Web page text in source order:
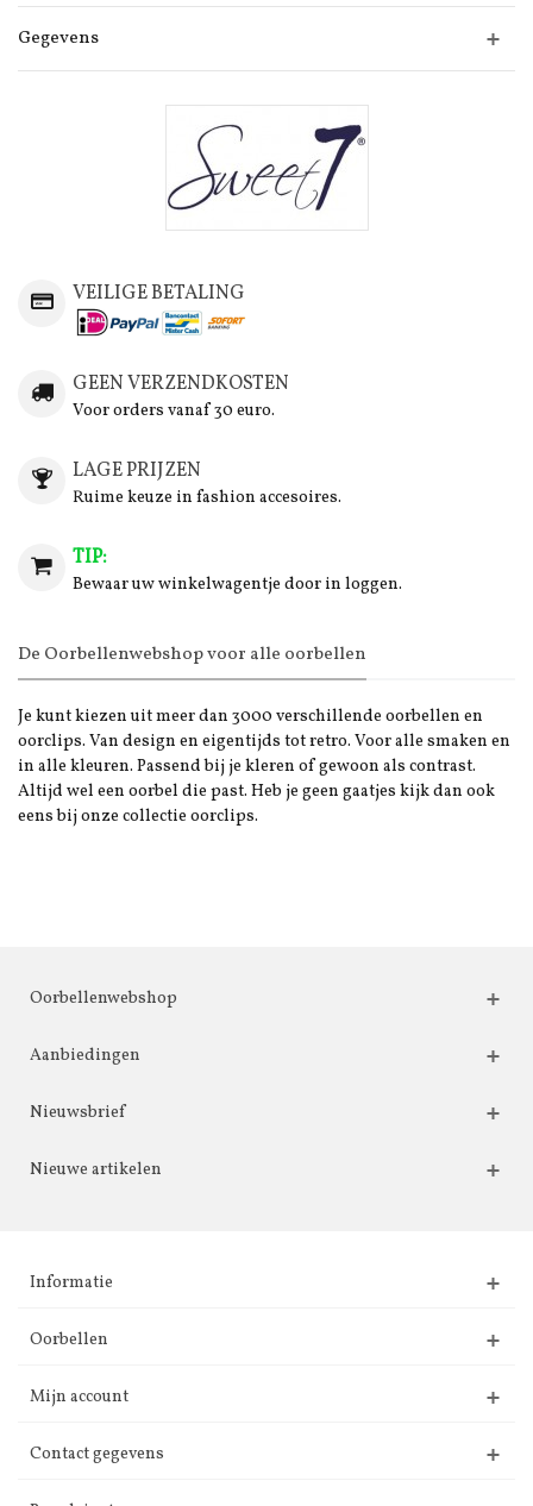
Gegevens
VEILIGE BETALING
GEEN VERZENDKOSTEN
Voor orders vanaf 30 euro.
LAGE PRIJZEN
Ruime keuze in fashion accesoires.
TIP:
Bewaar uw winkelwagentje door in loggen.
De Oorbellenwebshop voor alle oorbellen
Je kunt kiezen uit meer dan 3000 verschillende oorbellen en
oorclips. Van design en eigentijds tot retro. Voor alle smaken en
in alle kleuren. Passend bij je kleren of gewoon als contrast.
Altijd wel een oorbel die past. Heb je geen gaatjes kijk dan ook
eens bij onze collectie oorclips.
Oorbellenwebshop
Aanbiedingen
Nieuwsbrief
Nieuwe artikelen
Informatie
Oorbellen
Mijn account
Contact gegevens